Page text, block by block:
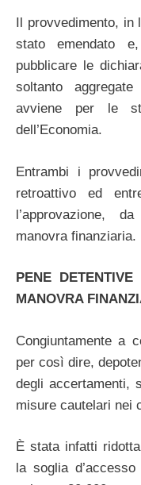
Il provvedimento, in
stato emendato
pubblicare le
soltanto
avviene per le
dell’Economia.
Entrambi i
retroattivo ed
l’approvazione,
manovra finanziaria.
PENE
MANOVRA
Congiuntamente a
per così dire,
degli accertamenti,
misure cautelari nei
È stata infatti
la soglia